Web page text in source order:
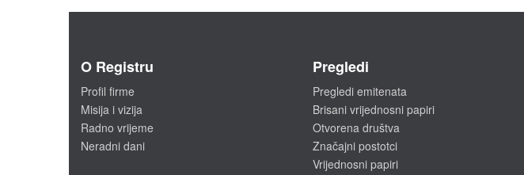
O Registru
Profil firme
Misija i vizija
Radno vrijeme
Neradni dani
Pregledi
Pregledi emitenata
Brisani vrijednosni papiri
Otvorena društva
Značajni postotci
Vrijednosni papiri